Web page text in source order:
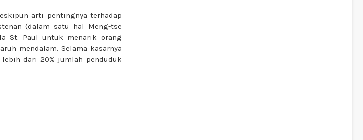
arti pentingnya terhadap
(dalam satu hal Meng-tse
St. Paul untuk menarik orang
mendalam. Selama kasarnya
dari 20% jumlah penduduk